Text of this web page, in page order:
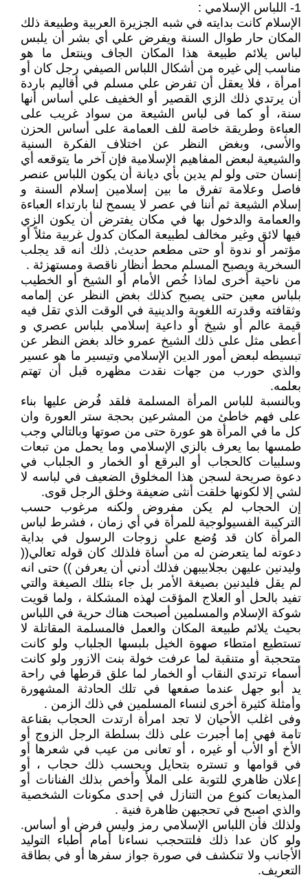
1- اللباس الإسلامي :
الإسلام كانت بدايته في شبه الجزيرة العربية وطبيعة ذلك
المكان حار طوال السنة ويفرض علي أي بشر أن يلبس
لباس يلائم طبيعة هذا المكان الجاف وينتعل ما هو
مناسب إلي غيره من أشكال اللباس الصيفي رجل كان أو
امرأة ، فلا يعقل أن تفرض علي مسلم في أقاليم باردة
أن يرتدي ذلك الزي القصير أو الخفيف علي أساس أنها
سنة، أو كما فى لباس الشيعة من سواد غريب على
العباءة وطريقة خاصة للف العمامة على أساس الحزن
والأسى، وبغض النظر عن اختلاف الفكرة السنية
والشيعية لبعض المفاهيم الإسلامية فإن آخر ما يتوقعه أي
إنسان حتى ولو لم يدين بأي ديانة أن يكون اللباس عنصر
فاصل وعلامة تفرق ما بين إسلامين إسلام السنة و
إسلام الشيعة ثم أننا في عصر لا يسمح لنا بارتداء العباءة
والعمامة والدخول بها في مكان يفترض أن يكون الزي
فيها لائق وغير مخالف لطبيعة المكان كدول غربية مثلاً أو
مؤتمر أو ندوة أو حتى مطعم حديث, ذلك أنه قد يجلب
السخرية ويصبح المسلم محط أنظار ناقصة ومستهزئة .
من ناحية أخرى لماذا خُص الأمام أو الشيخ أو الخطيب
بلباس معين حتى يصبح كذلك بغض النظر عن إلمامه
وثقافته وقدرته اللغوية والدينية في الوقت الذي تقل فيه
قيمة عالم أو شيخ أو داعية إسلامي بلباس عصري و
أعطى مثل على ذلك الشيخ عمرو خالد بغض النظر عن
تبسيطه لبعض أمور الدين الإسلامي وتيسير ما هو عسير
والذي حورب من جهات نقدت مظهره قبل أن تهتم
بعلمه.
وبالنسبة للباس المرأة المسلمة فلقد فُرض عليها بناء
على فهم خاطئ من المشرعين بحجة ستر العورة وان
كل ما في المرأة هو عورة حتى من صوتها وبالتالي وجب
طمسها بما يعرف بالزي الإسلامي وما يحمل من تبعات
وسلبيات كالحجاب أو البرقع أو الخمار و الجلباب في
دعوة صريحة لسجن هذا المخلوق الضعيف في لباسه لا
لشي إلا لكونها خلقت أنثى ضعيفة وخلق الرجل قوى.
إن الحجاب لم يكن مفروض ولكنه مرغوب حسب
التركيبة الفسيولوجية للمرأة في أي زمان ، فشرط لباس
المرأة كان قد وُضع علي زوجات الرسول في بداية
دعوته لما يتعرضن له من أساة فلذلك كان قوله تعالي((
وليدنين عليهن بجلابيبهن فذلك أدني أن يعرفن )) حتى انه
لم يقل فليدنين بصيغة الأمر بل جاء بتلك الصيغة والتي
تفيد بالحل أو العلاج المؤقت لهذه المشكلة ، ولما قويت
شوكة الإسلام والمسلمين أصبحت هناك حرية في اللباس
بحيث يلائم طبيعة المكان والعمل فالمسلمة المقاتلة لا
تستطيع امتطاء صهوة الخيل بلبسها الجلباب ولو كانت
متحجبة أو متنقبة لما عرفت خولة بنت الازور ولو كانت
أسماء ترتدي النقاب أو الخمار لما علق قرطها في راحة
يد أبو جهل عندما صفعها في تلك الحادثة المشهورة
وأمثلة كثيرة أخرى لنساء المسلمين في ذلك الزمن .
وفى اغلب الأحيان لا تجد امرأة ارتدت الحجاب بقناعة
تامة فهي إما أجبرت على ذلك بسلطة الرجل الزوج أو
الأخ أو الأب أو غيره ، أو تعانى من عيب في شعرها أو
في قوامها و تستره بتحايل ويحسب ذلك حجاب ، أو
إعلان ظاهري للتوبة على الملأ وأخص بذلك الفنانات أو
المذيعات كنوع من التنازل في إحدى مكونات الشخصية
والذي اصبح في تحجبهن ظاهرة فنية .
ولذلك فأن اللباس الإسلامي رمز وليس فرض أو أساس.
ولو كان عدا ذلك فلتتحجب نساءنا أمام أطباء التوليد
الأجانب ولا تنكشف في صورة جواز سفرها أو في بطاقة
التعريف.